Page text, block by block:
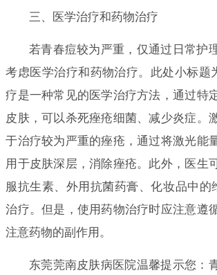
三、医学治疗和药物治疗
若青春痘较为严重，仅通过日常护
考虑医学治疗和药物治疗。此处小标题
疗是一种常见的医学治疗方法，通过特
皮肤，可以杀死痤疮细菌、减少炎症。
于治疗较为严重的痤疮，通过将激光能
用于皮肤深层，消除痤疮。此外，医生
服抗生素、外用抗菌药膏、化妆品中的
治疗。但是，使用药物治疗时应注意遵
注意药物的副作用。
东莞莞南皮肤病医院温馨提示您：